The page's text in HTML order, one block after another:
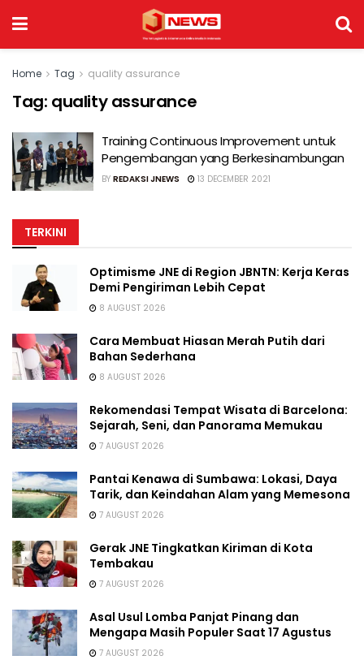
Home Tag quality assurance
Tag: quality assurance
Training Continuous Improvement untuk
Pengembangan yang Berkesinambungan
BY REDAKSI JNEWS 13 DECEMBER 2021
TERKINI
Optimisme JNE di Region JBNTN: Kerja Keras
Demi Pengiriman Lebih Cepat
8 AUGUST 2026
Cara Membuat Hiasan Merah Putih dari
Bahan Sederhana
8 AUGUST 2026
Rekomendasi Tempat Wisata di Barcelona:
Sejarah, Seni, dan Panorama Memukau
7 AUGUST 2026
Pantai Kenawa di Sumbawa: Lokasi, Daya
Tarik, dan Keindahan Alam yang Memesona
7 AUGUST 2026
Gerak JNE Tingkatkan Kiriman di Kota
Tembakau
7 AUGUST 2026
Asal Usul Lomba Panjat Pinang dan
Mengapa Masih Populer Saat 17 Agustus
7 AUGUST 2026